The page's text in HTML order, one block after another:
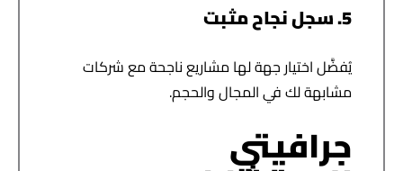
5. سجل نجاح مثبت
يُفضَّل اختيار جهة لها مشاريع ناجحة مع شركات
مشابهة لك في المجال والحجم.
جرافيتي